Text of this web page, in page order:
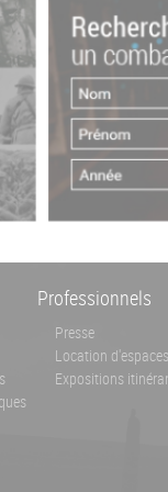
Professionnels
Presse
Location d'espaces
Expositions